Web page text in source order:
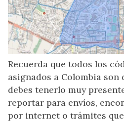
Recuerda que todos los
asignados a Colombia son
debes tenerlo muy
reportar para envíos,
por internet o trámites